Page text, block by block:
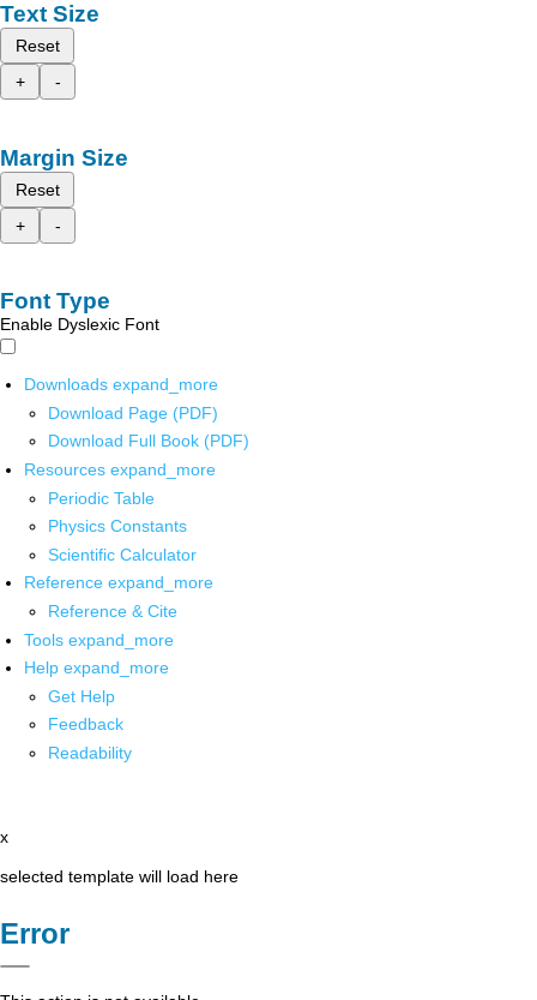
Text Size
Reset
+
-
Margin Size
Reset
+
-
Font Type
Enable Dyslexic Font
Downloads expand_more
Download Page (PDF)
Download Full Book (PDF)
Resources expand_more
Periodic Table
Physics Constants
Scientific Calculator
Reference expand_more
Reference & Cite
Tools expand_more
Help expand_more
Get Help
Feedback
Readability
x
selected template will load here
Error